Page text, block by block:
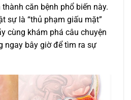
căn bệnh phổ biến này.
sự là “thủ phạm giấu mặt”
cùng khám phá câu chuyện
ngay bây giờ để tìm ra sự